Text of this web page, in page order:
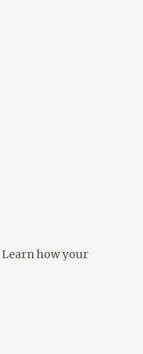
Learn how your